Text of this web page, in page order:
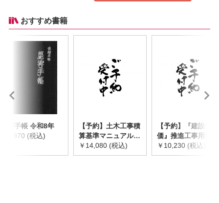
おすすめ書籍
災害手帳 令和8年
￥2,970 (税込)
【予約】土木工事積
算基準マニュアル
令和8年度版
※2026年8月下旬発
￥14,080 (税込)
【予約】『建設物
価』推進工事用機械
器具等基礎価格表
2026年度版
￥10,230 (税込)